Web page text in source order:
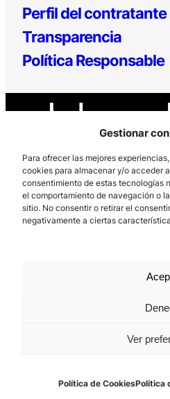
Gestionar
Para ofrecer las mejores
cookies para almacenar y/o acceder
consentimiento de estas tecnologías
el comportamiento de navegación o
sitio. No consentir o retirar el
negativamente a ciertas
Ver
Política de CookiesPolítica
Perfil del contratante
Transparencia
Política Responsable
Los Prados, 121 – 33203 Gijón
985 185 577 –
Contacto